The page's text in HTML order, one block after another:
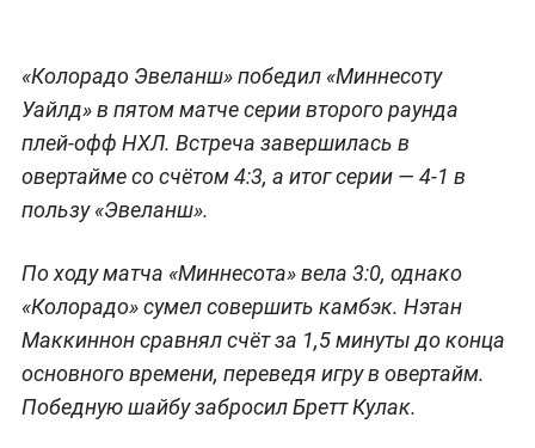
«Колорадо Эвеланш» победил «Миннесоту
Уайлд» в пятом матче серии второго раунда
плей-офф НХЛ. Встреча завершилась в
овертайме со счётом 4:3, а итог серии — 4-1 в
пользу «Эвеланш».
По ходу матча «Миннесота» вела 3:0, однако
«Колорадо» сумел совершить камбэк. Нэтан
Маккиннон сравнял счёт за 1,5 минуты до конца
основного времени, переведя игру в овертайм.
Победную шайбу забросил Бретт Кулак.